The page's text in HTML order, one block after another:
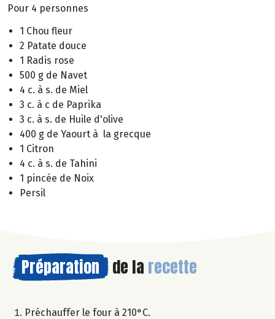
Pour 4 personnes
1 Chou fleur
2 Patate douce
1 Radis rose
500 g de Navet
4 c. à s. de Miel
3 c. à c de Paprika
3 c. à s. de Huile d'olive
400 g de Yaourt à la grecque
1 Citron
4 c. à s. de Tahini
1 pincée de Noix
Persil
Préparation de la recette
Préchauffer le four à 210°C.